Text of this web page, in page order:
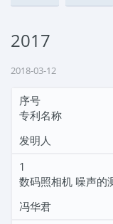
2017
2018-03-12
序号
专利名称
发明人
1
数码照相机 噪声的
冯华君